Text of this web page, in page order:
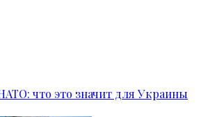
что это значит для Украины